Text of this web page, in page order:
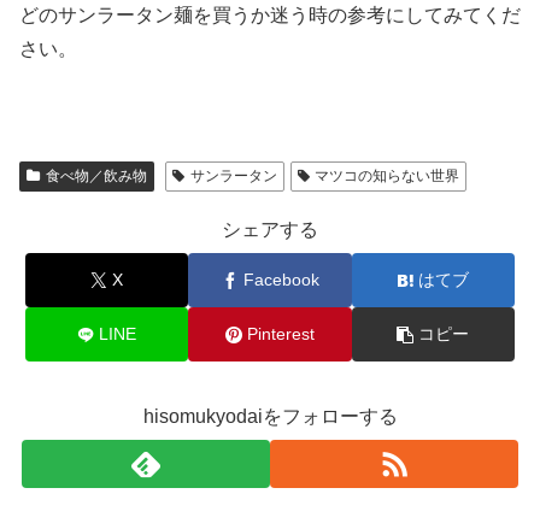
どのサンラータン麺を買うか迷う時の参考にしてみてくだ
さい。
食べ物／飲み物 サンラータン マツコの知らない世界
シェアする
X Facebook はてブ
LINE Pinterest コピー
hisomukyodaiをフォローする